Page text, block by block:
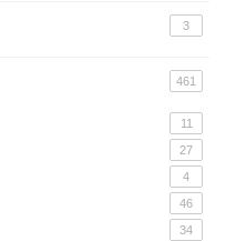
3
461
11
27
4
46
34